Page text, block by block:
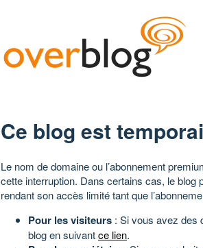
Ce blog est
Le nom de domaine ou l’abonnement
cette interruption. Dans certains cas, le blog
rendant son accès limité tant que
Pour les visiteurs : Si vous avez des
blog en suivantce lien.